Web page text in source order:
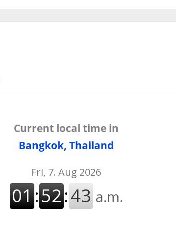
Current local time in
Bangkok, Thailand